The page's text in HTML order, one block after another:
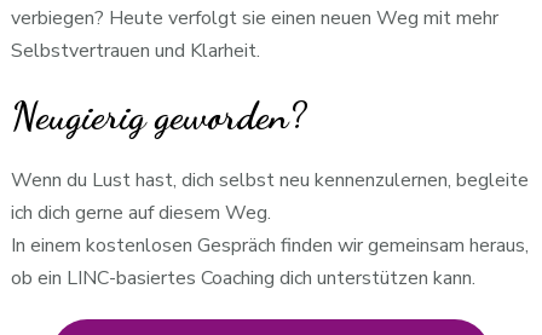
verbiegen? Heute verfolgt sie einen neuen Weg mit mehr
Selbstvertrauen und Klarheit.
Neugierig geworden?
Wenn du Lust hast, dich selbst neu kennenzulernen, begleite
ich dich gerne auf diesem Weg.
In einem kostenlosen Gespräch finden wir gemeinsam heraus,
ob ein LINC-basiertes Coaching dich unterstützen kann.